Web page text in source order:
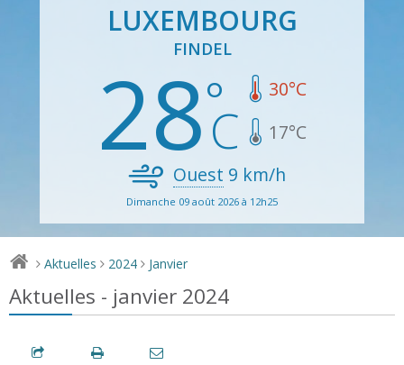
LUXEMBOURG
FINDEL
28 30°C
17°C
Ouest 9 km/h
Dimanche 09 août 2026 à 12h25
> Aktuelles > 2024 > Janvier
Aktuelles - janvier 2024